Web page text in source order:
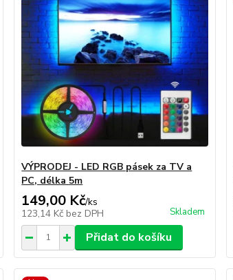
VÝPRODEJ - LED RGB pásek za TV a
PC, délka 5m
149,00 Kč/ks
123,14 Kč bez DPH Skladem
Přidat do košíku